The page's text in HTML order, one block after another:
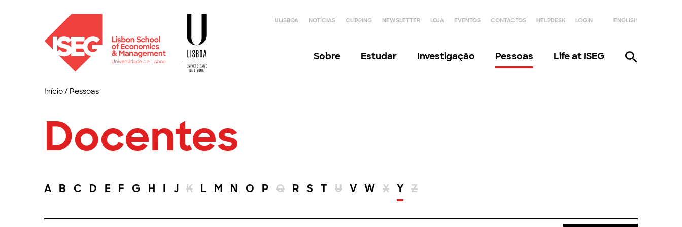
ULISBOA NOTÍCIAS CLIPPING NEWSLETTER LOJA EVENTOS CONTACTOS HELPDESK LOGIN ENGLISH
Sobre Estudar Investigação Pessoas Life at ISEG
Início/ Pessoas
Docentes
A B C D E F G H I J K L M N O P Q R S T U V W X Y Z